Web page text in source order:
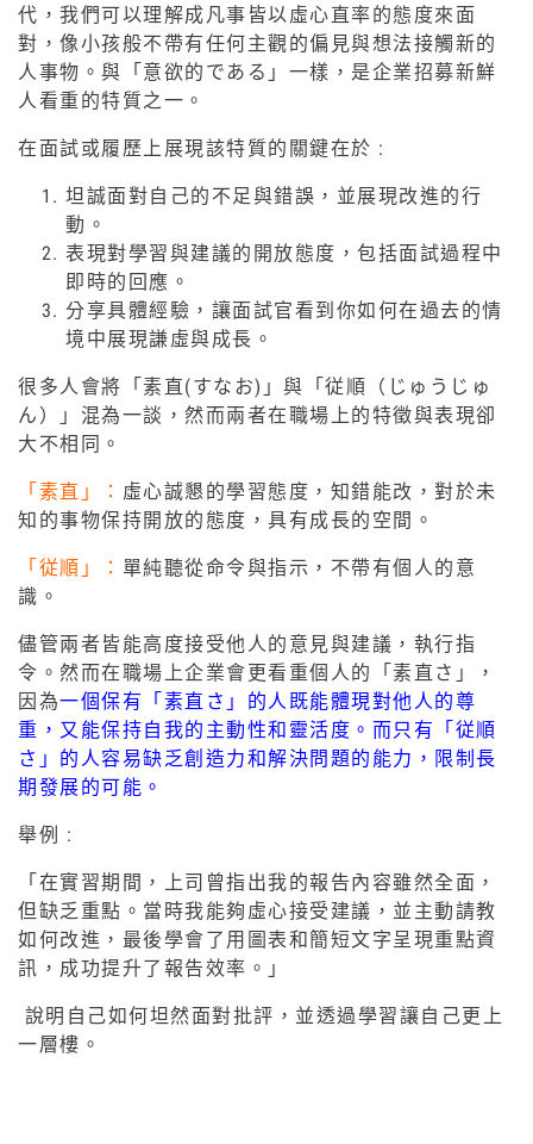
代，我們可以理解成凡事皆以虛心直率的態度來面
對，像小孩般不帶有任何主觀的偏見與想法接觸新的
人事物。與「意欲的である」一樣，是企業招募新鮮
人看重的特質之一。
在面試或履歷上展現該特質的關鍵在於 :
坦誠面對自己的不足與錯誤，並展現改進的行
動。
表現對學習與建議的開放態度，包括面試過程中
即時的回應。
分享具體經驗，讓面試官看到你如何在過去的情
境中展現謙虛與成長。
很多人會將「素直(すなお)」與「従順（じゅうじゅ
ん）」混為一談，然而兩者在職場上的特徵與表現卻
大不相同。
「素直」： 虛心誠懇的學習態度，知錯能改，對於未
知的事物保持開放的態度，具有成長的空間。
「従順」： 單純聽從命令與指示，不帶有個人的意
識。
儘管兩者皆能高度接受他人的意見與建議，執行指
令。然而在職場上企業會更看重個人的「素直さ」，
因為一個保有「素直さ」的人既能體現對他人的尊
重，又能保持自我的主動性和靈活度。而只有「従順
さ」的人容易缺乏創造力和解決問題的能力，限制長
期發展的可能。
舉例 :
「在實習期間，上司曾指出我的報告內容雖然全面，
但缺乏重點。當時我能夠虛心接受建議，並主動請教
如何改進，最後學會了用圖表和簡短文字呈現重點資
訊，成功提升了報告效率。」
說明自己如何坦然面對批評，並透過學習讓自己更上
一層樓。